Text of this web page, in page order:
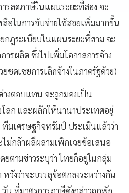
ารลดภาษีในแผนระยะที่สอง จะ
อในการจับจ่ายใช้สอยเพิ่มมากขึ้น
ฎระเบียบในแผนระยะที่สาม จะ
ารผลิต ซึ่งไปเพิ่มโอกาสการจ้าง
ชดเชยการเลิกจ้างในภาครัฐด้วย)
างตอบแทน จะถูกมองเป็น
ก และผลักให้นานาประเทศอยู่
ทีมเศรษฐกิจทรัมป์ ประเมินแล้วว่า
ม่กล้าผลีผลามเพิกเฉยข้อเสนอ
ยตามข่าวระบุว่า ไทยก็อยู่ในกลุ่ม
วังว่าจะบรรลุข้อตกลงระหว่างกัน
วัน ที่มาตรการภาษีดังกล่าวถูกพัก